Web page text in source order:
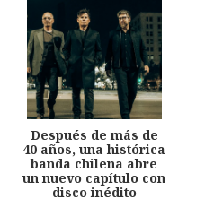
Después de más de
40 años, una histórica
banda chilena abre
un nuevo capítulo con
disco inédito